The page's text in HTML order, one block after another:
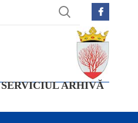
SERVICIUL ARHIVĂ